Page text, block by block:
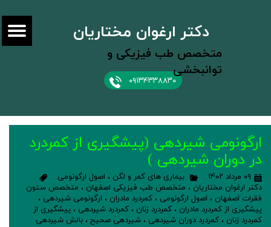
۰۹۱۳۴۳۳۸۸۳۰
دکتر ارغوان مختاریان
متخصص طب فیزیکی و
توانبخشی
ارگونومی شیردهی (پیشگیری از کمردرد
در دوران شیردهی )
۰۹ مرداد ۱۴۰۲ بیماری های کمر و لگن ، اصول ارگونومی
دکتر ارغوان مختاریان ، متخصص طب فیزیکی اصفهان ، متخصص ستون
فقرات اصفهان ، اصول ارگونومی ، کمردرد مادران ، ارگونومی شیردهی ،
پیشگیری از کمردرد مادران ، کمردرد زنان ، کمردرد شیردهی ، پیشگیری از
کمردرد زنان ، کمردرد دوران شیردهی ، شیردهی صحیح ، بالش شیردهی